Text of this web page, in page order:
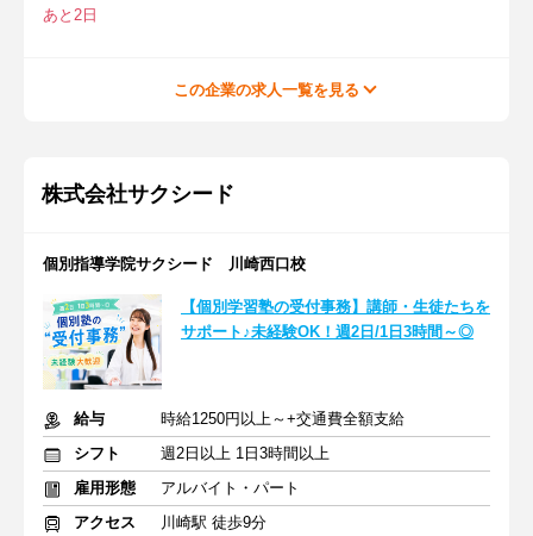
あと2日
この企業の求人一覧を見る
株式会社サクシード
個別指導学院サクシード 川崎西口校
【個別学習塾の受付事務】講師・生徒たちを
サポート♪未経験OK！週2日/1日3時間～◎
給与
時給1250円以上～+交通費全額支給
シフト
週2日以上 1日3時間以上
雇用形態
アルバイト・パート
アクセス
川崎駅 徒歩9分